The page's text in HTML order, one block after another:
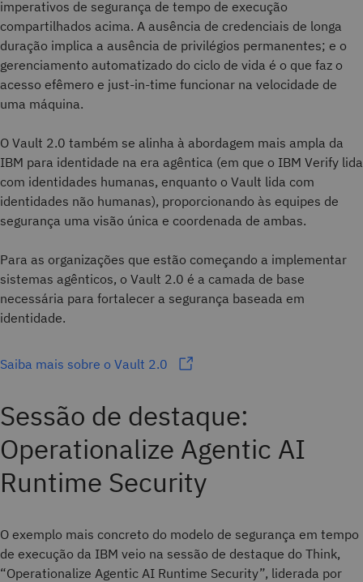
imperativos de segurança de tempo de execução
compartilhados acima. A ausência de credenciais de longa
duração implica a ausência de privilégios permanentes; e o
gerenciamento automatizado do ciclo de vida é o que faz o
acesso efêmero e just-in-time funcionar na velocidade de
uma máquina.
O Vault 2.0 também se alinha à abordagem mais ampla da
IBM para identidade na era agêntica (em que o IBM Verify lida
com identidades humanas, enquanto o Vault lida com
identidades não humanas), proporcionando às equipes de
segurança uma visão única e coordenada de ambas.
Para as organizações que estão começando a implementar
sistemas agênticos, o Vault 2.0 é a camada de base
necessária para fortalecer a segurança baseada em
identidade.
Saiba mais sobre o Vault 2.0
Sessão de destaque:
Operationalize Agentic AI
Runtime Security
O exemplo mais concreto do modelo de segurança em tempo
de execução da IBM veio na sessão de destaque do Think,
“Operationalize Agentic AI Runtime Security”, liderada por